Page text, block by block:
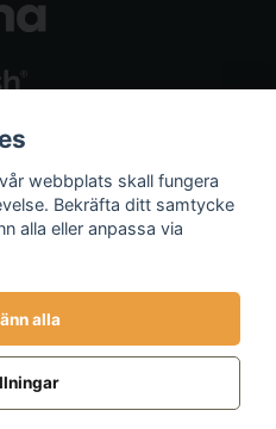
webbplats skall fungera
Bekräfta ditt samtycke
alla eller anpassa via
alla